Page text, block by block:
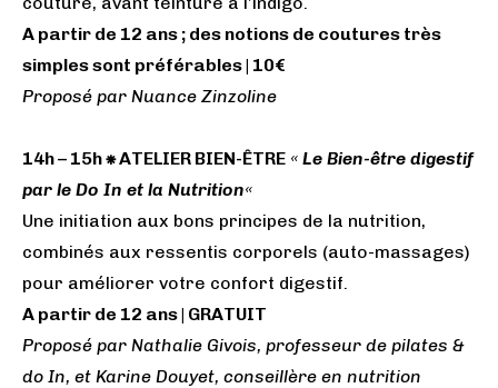
A partir de 12 ans ; des notions de coutures très
simples sont préférables | 10€
Proposé par Nuance Zinzoline
14h – 15h ⁕ ATELIER BIEN-ÊTRE « Le Bien-être digestif
par le Do In et la Nutrition«
Une initiation aux bons principes de la nutrition,
combinés aux ressentis corporels (auto-massages)
pour améliorer votre confort digestif.
A partir de 12 ans | GRATUIT
Proposé par Nathalie Givois, professeur de pilates &
do In, et Karine Douyet, conseillère en nutrition